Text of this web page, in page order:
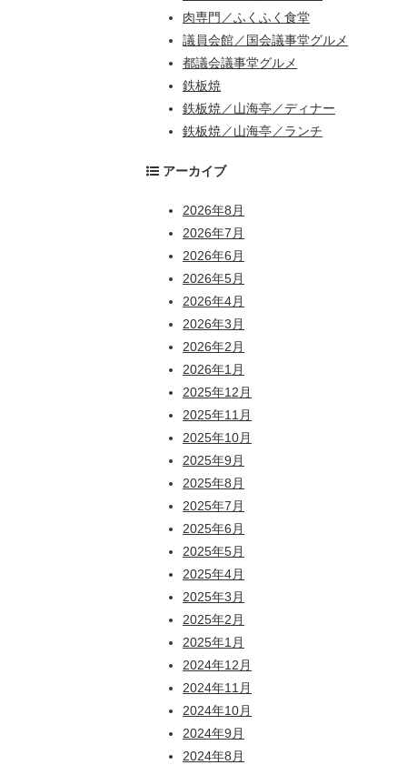
肉専門／ふくふく食堂
議員会館／国会議事堂グルメ
都議会議事堂グルメ
鉄板焼
鉄板焼／山海亭／ディナー
鉄板焼／山海亭／ランチ
アーカイブ
2026年8月
2026年7月
2026年6月
2026年5月
2026年4月
2026年3月
2026年2月
2026年1月
2025年12月
2025年11月
2025年10月
2025年9月
2025年8月
2025年7月
2025年6月
2025年5月
2025年4月
2025年3月
2025年2月
2025年1月
2024年12月
2024年11月
2024年10月
2024年9月
2024年8月